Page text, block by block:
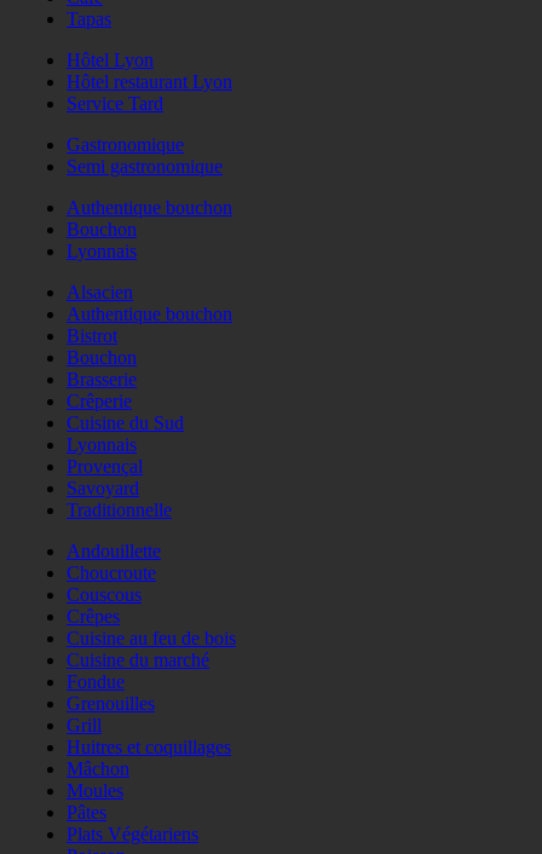
Tapas
Hôtel Lyon
Hôtel restaurant Lyon
Service Tard
Gastronomique
Semi gastronomique
Authentique bouchon
Bouchon
Lyonnais
Alsacien
Authentique bouchon
Bistrot
Bouchon
Brasserie
Crêperie
Cuisine du Sud
Lyonnais
Provençal
Savoyard
Traditionnelle
Andouillette
Choucroute
Couscous
Crêpes
Cuisine au feu de bois
Cuisine du marché
Fondue
Grenouilles
Grill
Huitres et coquillages
Mâchon
Moules
Pâtes
Plats Végétariens